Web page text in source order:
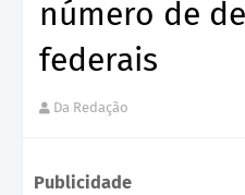
número de
federais
Da Redação
Publicidade